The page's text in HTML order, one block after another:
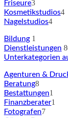
Friseure3
Kosmetikstudios4
Nagelstudios4
Bildung 1
Dienstleistungen
Unterkategorien
Agenturen &
Beratung8
Bestattungen1
Finanzberater1
Fotografen7